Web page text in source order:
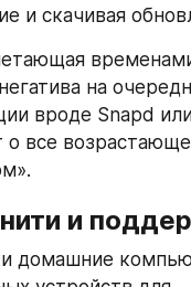
и скачивая
на
вроде Snapd
о все
и
домашние